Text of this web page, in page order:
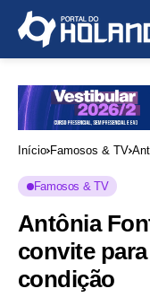
Início Famosos & TV
Famosos & TV
Antônia
convite
condição